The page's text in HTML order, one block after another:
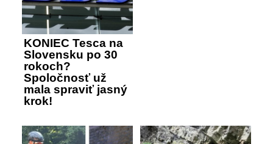
KONIEC Tesca na
Slovensku po 30
rokoch?
Spoločnosť už
mala spraviť jasný
krok!